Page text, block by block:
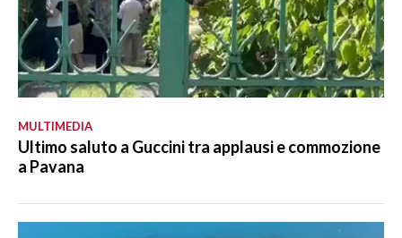
MULTIMEDIA
Ultimo saluto a Guccini tra applausi e commozione
a Pavana